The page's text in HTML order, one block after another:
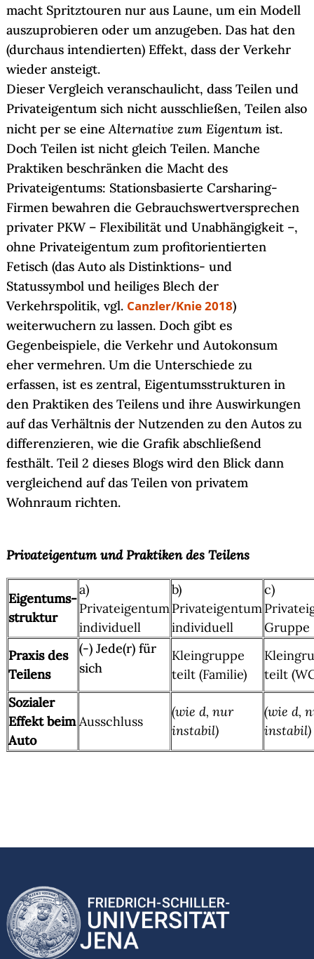
macht Spritztouren nur aus Laune, um ein Modell
auszuprobieren oder um anzugeben. Das hat den
(durchaus intendierten) Effekt, dass der Verkehr
wieder ansteigt.
Dieser Vergleich veranschaulicht, dass Teilen und
Privateigentum sich nicht ausschließen, Teilen also
nicht per se eineAlternative zum Eigentum ist.
Doch Teilen ist nicht gleich Teilen. Manche
Praktiken beschränken die Macht des
Privateigentums: Stationsbasierte Carsharing-
Firmen bewahren die Gebrauchswertversprechen
privater PKW – Flexibilität und Unabhängigkeit –,
ohne Privateigentum zum profitorientierten
Fetisch (das Auto als Distinktions- und
Statussymbol und heiliges Blech der
Verkehrspolitik, vgl. Canzler/Knie 2018)
weiterwuchern zu lassen. Doch gibt es
Gegenbeispiele, die Verkehr und Autokonsum
eher vermehren. Um die Unterschiede zu
erfassen, ist es zentral, Eigentumsstrukturen in
den Praktiken des Teilens und ihre Auswirkungen
auf das Verhältnis der Nutzenden zu den Autos zu
differenzieren, wie die Grafik abschließend
festhält. Teil 2 dieses Blogs wird den Blick dann
vergleichend auf das Teilen von privatem
Wohnraum richten.
Privateigentum und Praktiken des Teilens
Eigentums-
struktur
a)
Privateigentum
individuell
b)
Privateigentum
individuell
c)
Gruppe
Praxis des
Teilens
(-) Jede(r) für
sich
Kleingruppe
teilt (Familie)
teilt
Sozialer
Effekt beim
Auto
Ausschluss
(wie d, nur
instabil)
(wie d,
instabil)